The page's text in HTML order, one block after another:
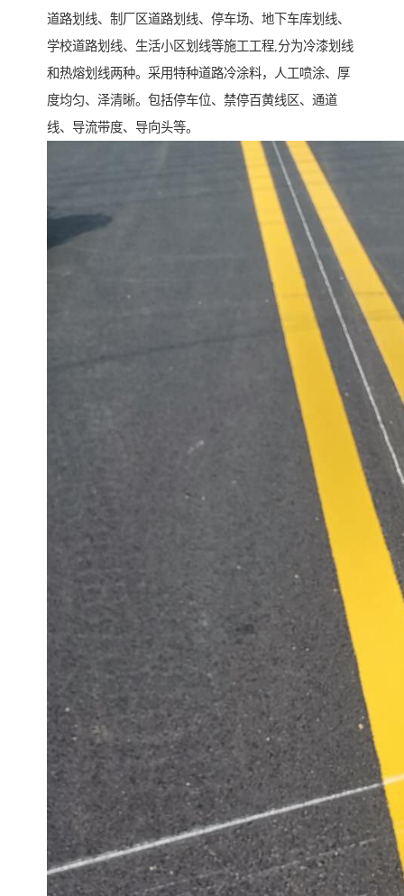
道路划线、制厂区道路划线、停车场、地下车库划线、
学校道路划线、生活小区划线等施工工程,分为冷漆划线
和热熔划线两种。采用特种道路冷涂料，人工喷涂、厚
度均匀、泽清晰。包括停车位、禁停百黄线区、通道
线、导流带度、导向头等。